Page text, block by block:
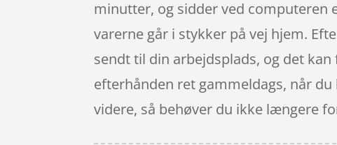
minutter, og sidder ved computeren
varerne går i stykker på vej hjem.
sendt til din arbejdsplads, og det
efterhånden ret gammeldags, når
videre, så behøver du ikke længere